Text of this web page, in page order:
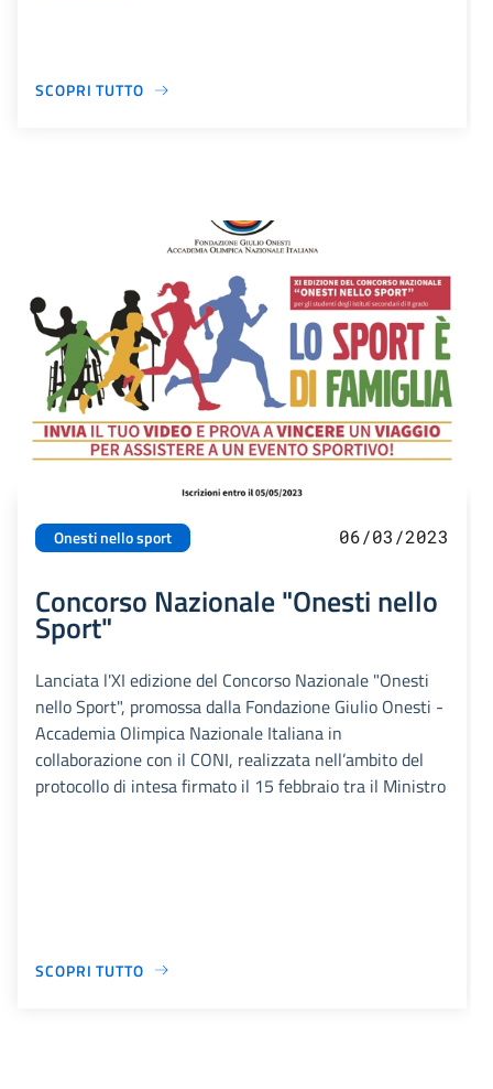
SCOPRI TUTTO
Onesti nello sport 06/03/2023
Concorso Nazionale "Onesti nello
Sport"
Lanciata l'XI edizione del Concorso Nazionale "Onesti
nello Sport", promossa dalla Fondazione Giulio Onesti -
Accademia Olimpica Nazionale Italiana in
collaborazione con il CONI, realizzata nell’ambito del
protocollo di intesa firmato il 15 febbraio tra il Ministro
SCOPRI TUTTO